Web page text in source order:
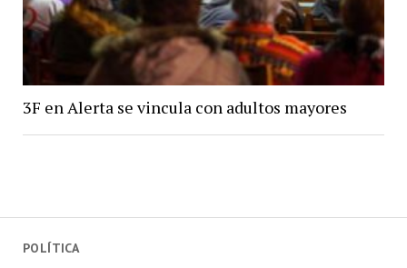
POLÍTICA
3F en Alerta se vincula con adultos mayores